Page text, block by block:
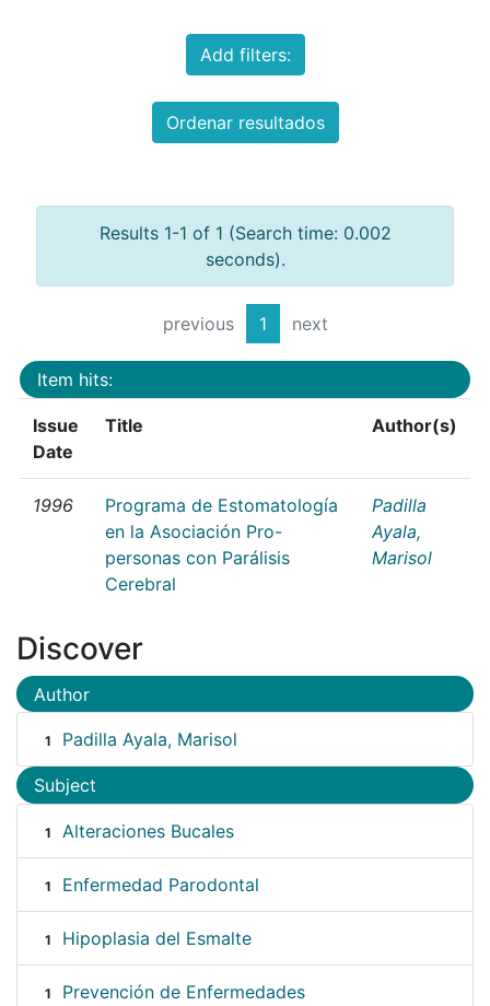
Add filters:
Ordenar resultados
Results 1-1 of 1 (Search time: 0.002
seconds).
previous 1 next
Item hits:
Issue
Date
Title Author(s)
1996
Programa de Estomatología
en la Asociación Pro-
personas con Parálisis
Cerebral
Padilla
Ayala,
Marisol
Discover
Author
1 Padilla Ayala, Marisol
Subject
1 Alteraciones Bucales
1 Enfermedad Parodontal
1 Hipoplasia del Esmalte
1 Prevención de Enfermedades